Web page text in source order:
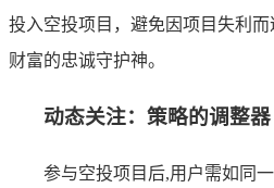
投入空投项目，避免因项目失利
财富的忠诚守护神。
动态关注：策略的调整器
参与空投项目后,用户需如同